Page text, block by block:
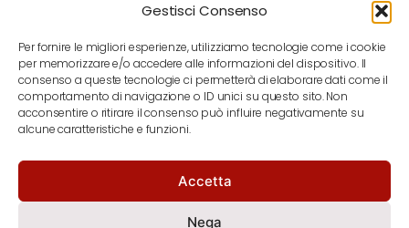
Gestisci Consenso
Per fornire le migliori esperienze, utilizziamo tecnologie come i cookie
per memorizzare e/o accedere alle informazioni del dispositivo. Il
consenso a queste tecnologie ci permetterà di elaborare dati come il
comportamento di navigazione o ID unici su questo sito. Non
acconsentire o ritirare il consenso può influire negativamente su
alcune caratteristiche e funzioni.
Accetta
Nega
contatti